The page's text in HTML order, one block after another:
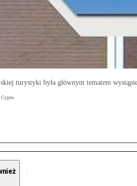
turystyki była głównym tematem